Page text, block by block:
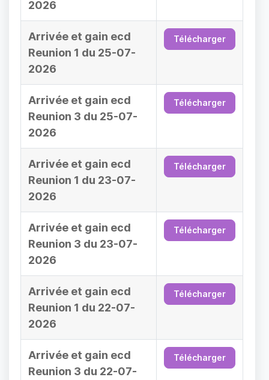
2026
Arrivée et gain ecd
Reunion 1 du 25-07-
2026
Télécharger
Arrivée et gain ecd
Reunion 3 du 25-07-
2026
Télécharger
Arrivée et gain ecd
Reunion 1 du 23-07-
2026
Télécharger
Arrivée et gain ecd
Reunion 3 du 23-07-
2026
Télécharger
Arrivée et gain ecd
Reunion 1 du 22-07-
2026
Télécharger
Arrivée et gain ecd
Reunion 3 du 22-07-
Télécharger